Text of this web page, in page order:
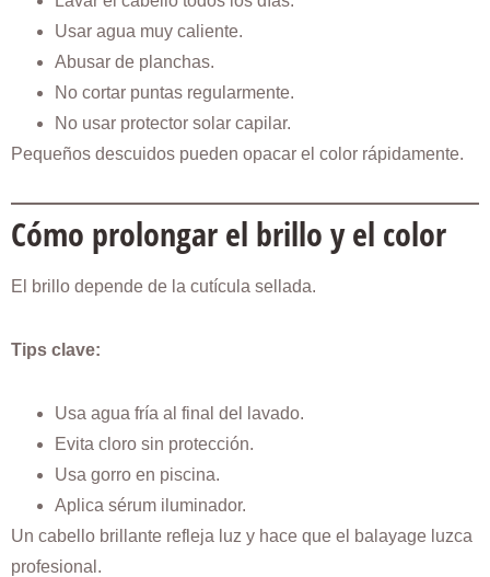
Usar agua muy caliente.
Abusar de planchas.
No cortar puntas regularmente.
No usar protector solar capilar.
Pequeños descuidos pueden opacar el color rápidamente.
Cómo prolongar el brillo y el color
El brillo depende de la cutícula sellada.
Tips clave:
Usa agua fría al final del lavado.
Evita cloro sin protección.
Usa gorro en piscina.
Aplica sérum iluminador.
Un cabello brillante refleja luz y hace que el balayage luzca
profesional.